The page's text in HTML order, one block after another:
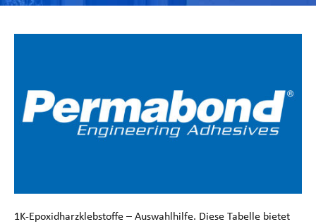
1K-Epoxidharzklebstoffe – Auswahlhilfe. Diese Tabelle bietet